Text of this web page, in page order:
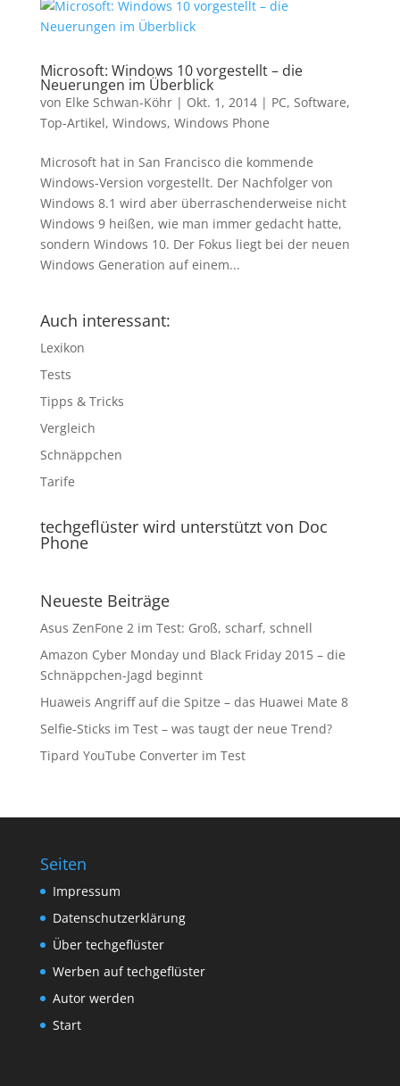
Microsoft: Windows 10 vorgestellt – die
Neuerungen im Überblick
von Elke Schwan-Köhr| Okt. 1, 2014| PC, Software,
Top-Artikel, Windows, Windows Phone
Microsoft hat in San Francisco die kommende
Windows-Version vorgestellt. Der Nachfolger von
Windows 8.1 wird aber überraschenderweise nicht
Windows 9 heißen, wie man immer gedacht hatte,
sondern Windows 10. Der Fokus liegt bei der neuen
Windows Generation auf einem...
Auch interessant:
Lexikon
Tests
Tipps & Tricks
Vergleich
Schnäppchen
Tarife
techgeflüster wird unterstützt von Doc
Phone
Neueste Beiträge
Asus ZenFone 2 im Test: Groß, scharf, schnell
Amazon Cyber Monday und Black Friday 2015 – die
Schnäppchen-Jagd beginnt
Huaweis Angriff auf die Spitze – das Huawei Mate 8
Selfie-Sticks im Test – was taugt der neue Trend?
Tipard YouTube Converter im Test
Seiten
Impressum
Datenschutzerklärung
Über techgeflüster
Werben auf techgeflüster
Autor werden
Start